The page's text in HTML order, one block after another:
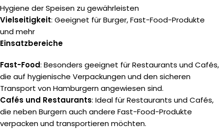
Hygiene der Speisen zu gewährleisten
Vielseitigkeit: Geeignet für Burger, Fast-Food-Produkte
und mehr
Einsatzbereiche
Fast-Food: Besonders geeignet für Restaurants und Cafés,
die auf hygienische Verpackungen und den sicheren
Transport von Hamburgern angewiesen sind.
Cafés und Restaurants: Ideal für Restaurants und Cafés,
die neben Burgern auch andere Fast-Food-Produkte
verpacken und transportieren möchten.